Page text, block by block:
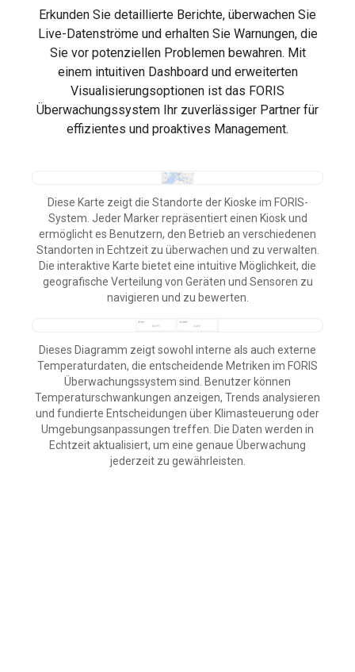
Erkunden Sie detaillierte Berichte, überwachen Sie
Live-Datenströme und erhalten Sie Warnungen, die
Sie vor potenziellen Problemen bewahren. Mit
einem intuitiven Dashboard und erweiterten
Visualisierungsoptionen ist das FORIS
Überwachungssystem Ihr zuverlässiger Partner für
effizientes und proaktives Management.
Diese Karte zeigt die Standorte der Kioske im FORIS-
System. Jeder Marker repräsentiert einen Kiosk und
ermöglicht es Benutzern, den Betrieb an verschiedenen
Standorten in Echtzeit zu überwachen und zu verwalten.
Die interaktive Karte bietet eine intuitive Möglichkeit, die
geografische Verteilung von Geräten und Sensoren zu
navigieren und zu bewerten.
Dieses Diagramm zeigt sowohl interne als auch externe
Temperaturdaten, die entscheidende Metriken im FORIS
Überwachungssystem sind. Benutzer können
Temperaturschwankungen anzeigen, Trends analysieren
und fundierte Entscheidungen über Klimasteuerung oder
Umgebungsanpassungen treffen. Die Daten werden in
Echtzeit aktualisiert, um eine genaue Überwachung
jederzeit zu gewährleisten.